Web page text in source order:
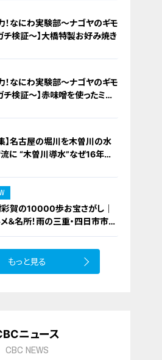
力！なにわ実験部～ナゴヤのギモ
チ検証～】大橋特製お好み焼き
力！なにわ実験部～ナゴヤのギモ
チ検証～】赤味噌を使ったミル
集】名古屋の堀川を木曽川の水
に “木曽川導水”なぜ16年ぶ
賀の10000歩お宝さがし｜
＆名所！雨の三重・四日市市で
し【チャント！特集】
もっと見る
ニュース
CBC NEWS